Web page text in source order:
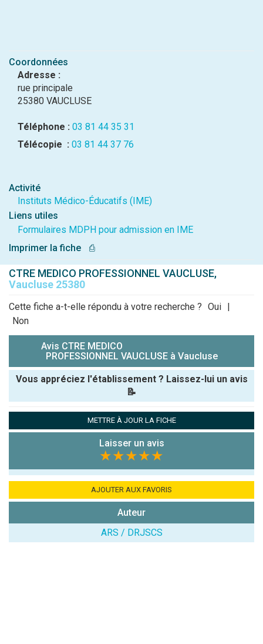
Coordonnées
Adresse :
rue principale
25380 VAUCLUSE
Téléphone : 03 81 44 35 31
Télécopie : 03 81 44 37 76
Activité
Instituts Médico-Éducatifs (IME)
Liens utiles
Formulaires MDPH pour admission en IME
Imprimer la fiche
⎙
CTRE MEDICO PROFESSIONNEL VAUCLUSE,
Vaucluse 25380
Cette fiche a-t-elle répondu à votre recherche ? Oui |
Non
Avis CTRE MEDICO
PROFESSIONNEL VAUCLUSE à Vaucluse
Vous appréciez l'établissement ? Laissez-lui un avis
📝
Note que vous souhaitez attribuer :
Antispam -
7x4 (en
METTRE À JOUR LA FICHE
Laisser un avis
★★★★★
AJOUTER AUX FAVORIS
Auteur
ARS / DRJSCS